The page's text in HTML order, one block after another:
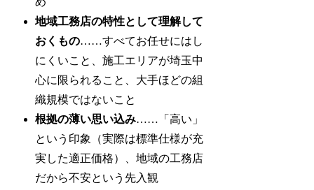
地域工務店の特性として理解して
おくもの……すべてお任せにはし
にくいこと、施工エリアが埼玉中
心に限られること、大手ほどの組
織規模ではないこと
根拠の薄い思い込み……「高い」
という印象（実際は標準仕様が充
実した適正価格）、地域の工務店
だから不安という先入観